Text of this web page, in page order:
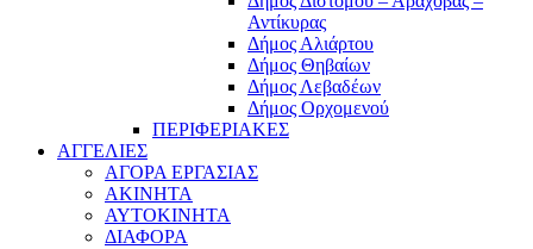
Αντίκυρας
Δήμος Αλιάρτου
Δήμος Θηβαίων
Δήμος Λεβαδέων
Δήμος Ορχομενού
ΠΕΡΙΦΕΡΙΑΚΕΣ
ΑΓΓΕΛΙΕΣ
ΑΓΟΡΑ ΕΡΓΑΣΙΑΣ
ΑΚΙΝΗΤΑ
ΑΥΤΟΚΙΝΗΤΑ
ΔΙΑΦΟΡΑ